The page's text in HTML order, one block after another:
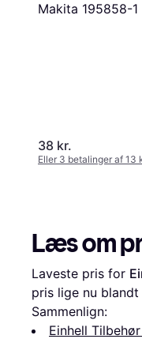
Makita 195858-1
38 kr.
Eller 3 betalinger af 13
Læs om
Laveste pris for
pris lige nu blandt
Sammenlign:
Einhell